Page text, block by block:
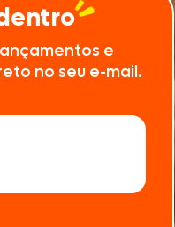
e
no seu e-mail.